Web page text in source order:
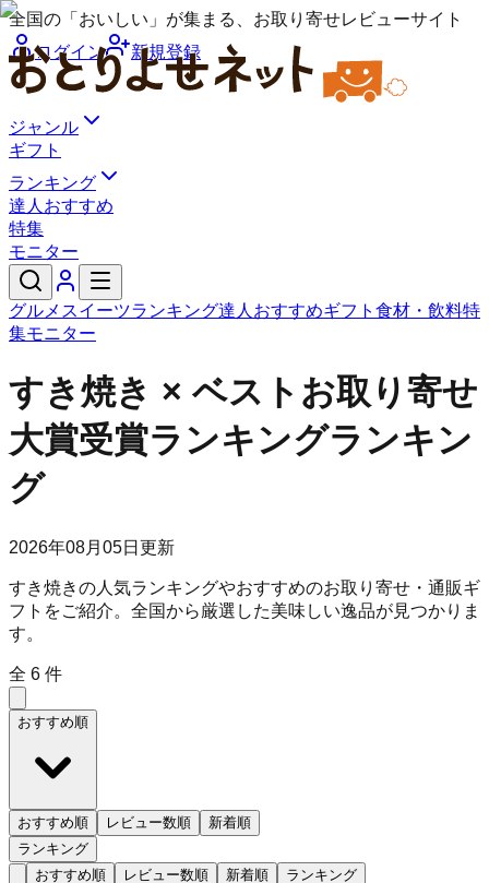
全国の「おいしい」が集まる、お取り寄せレビューサイト
ログイン
新規登録
ジャンル
ギフト
ランキング
達人おすすめ
特集
モニター
グルメ スイーツランキング達人おすすめギフト 食材・飲料特
集モニター
すき焼き × ベストお取り寄せ
大賞受賞ランキングランキン
グ
2026年08月05日 更新
すき焼きの人気ランキングやおすすめのお取り寄せ・通販ギ
フトをご紹介。全国から厳選した美味しい逸品が見つかりま
す。
全 6 件
おすすめ順
おすすめ順 レビュー数順
新着順
ランキング
おすすめ順
レビュー数順 新着順 ランキング